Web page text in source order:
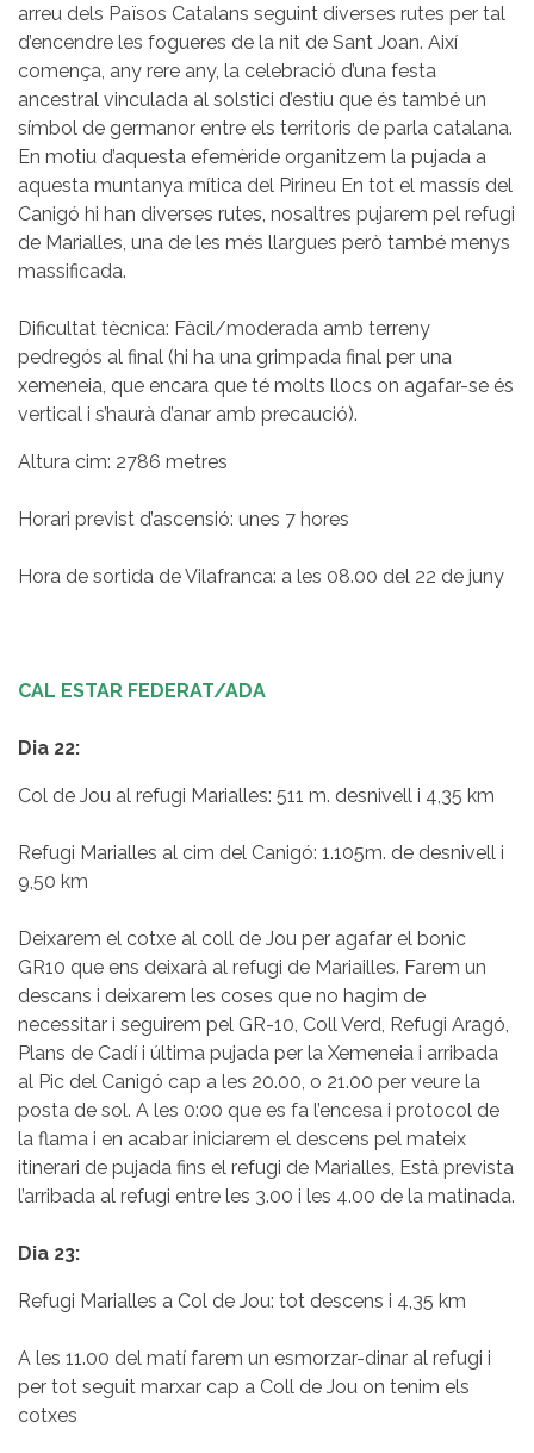
arreu dels Països Catalans seguint diverses rutes per tal
d’encendre les fogueres de la nit de Sant Joan. Així
comença, any rere any, la celebració d’una festa
ancestral vinculada al solstici d’estiu que és també un
símbol de germanor entre els territoris de parla catalana.
En motiu d’aquesta efemèride organitzem la pujada a
aquesta muntanya mítica del Pirineu En tot el massís del
Canigó hi han diverses rutes, nosaltres pujarem pel refugi
de Marialles, una de les més llargues però també menys
massificada.
Dificultat tècnica: Fàcil/moderada amb terreny
pedregós al final (hi ha una grimpada final per una
xemeneia, que encara que té molts llocs on agafar-se és
vertical i s’haurà d’anar amb precaució).
Altura cim: 2786 metres
Horari previst d’ascensió: unes 7 hores
Hora de sortida de Vilafranca: a les 08.00 del 22 de juny
CAL ESTAR FEDERAT/ADA
Dia 22:
Col de Jou al refugi Marialles: 511 m. desnivell i 4,35 km
Refugi Marialles al cim del Canigó: 1.105m. de desnivell i
9,50 km
Deixarem el cotxe al coll de Jou per agafar el bonic
GR10 que ens deixarà al refugi de Mariailles. Farem un
descans i deixarem les coses que no hagim de
necessitar i seguirem pel GR-10, Coll Verd, Refugi Aragó,
Plans de Cadí i última pujada per la Xemeneia i arribada
al Pic del Canigó cap a les 20.00, o 21.00 per veure la
posta de sol. A les 0:00 que es fa l’encesa i protocol de
la flama i en acabar iniciarem el descens pel mateix
itinerari de pujada fins el refugi de Marialles, Està prevista
l’arribada al refugi entre les 3.00 i les 4.00 de la matinada.
Dia 23:
Refugi Marialles a Col de Jou: tot descens i 4,35 km
A les 11.00 del matí farem un esmorzar-dinar al refugi i
per tot seguit marxar cap a Coll de Jou on tenim els
cotxes